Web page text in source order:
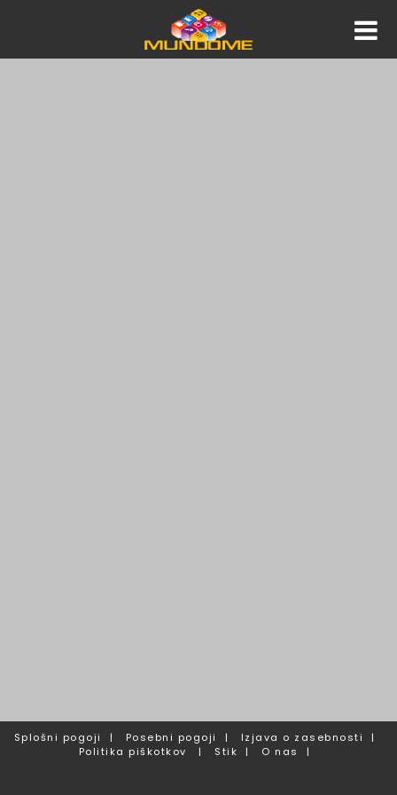
Splošni pogoji | Posebni pogoji | Izjava o zasebnosti
|
Politika piškotkov
| Stik | O nas |